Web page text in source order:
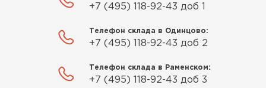
+7 (495) 118-92-43 доб 1
Телефон склада в Одинцово:
+7 (495) 118-92-43 доб 2
Телефон склада в Раменском:
+7 (495) 118-92-43 доб 3
Утеплитель Baswool